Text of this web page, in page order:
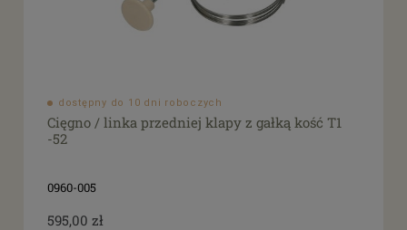
dostępny do 10 dni roboczych
Cięgno / linka przedniej klapy z gałką kość T1
-52
0960-005
595,00 zł